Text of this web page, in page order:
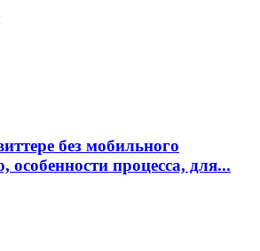
без мобильного
особенности процесса, для...